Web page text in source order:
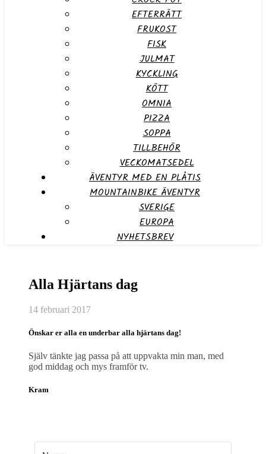
EFTERRÄTT
FRUKOST
FISK
JULMAT
KYCKLING
KÖTT
OMNIA
PIZZA
SOPPA
TILLBEHÖR
VECKOMATSEDEL
ÄVENTYR MED EN PLÅTIS
MOUNTAINBIKE ÄVENTYR
SVERIGE
EUROPA
NYHETSBREV
Alla Hjärtans dag
14 februari 2017
Önskar er alla en underbar alla hjärtans dag!
Själv tänkte jag passa på att uppvakta min man, med
god middag och mys framför tv.
Kram